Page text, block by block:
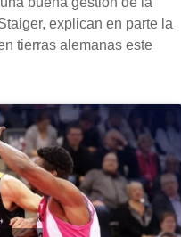
explican en parte la
tierras alemanas este